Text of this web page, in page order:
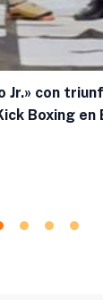
Jr.» con
Boxing en